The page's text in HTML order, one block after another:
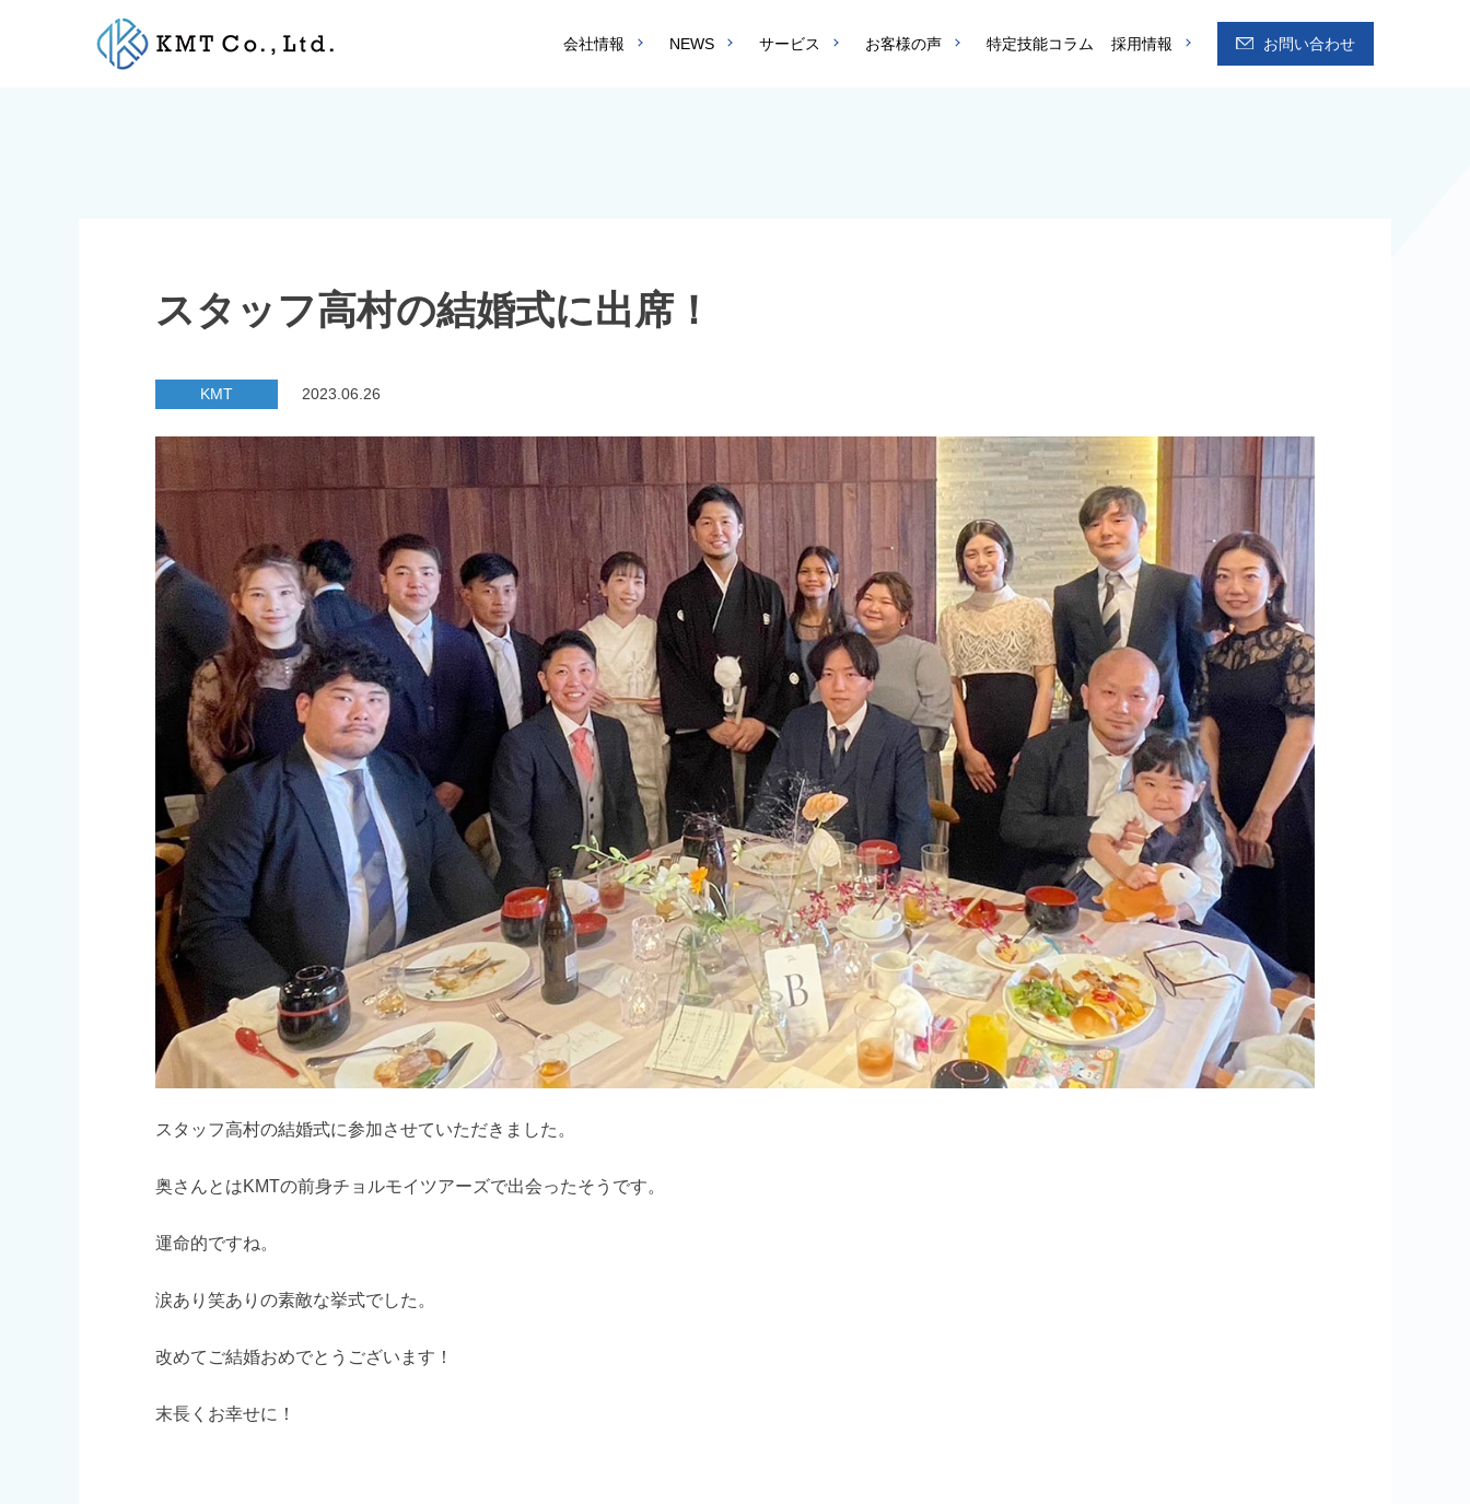
会社情報 NEWS サービス お客様の声 特定技能コラム 採用情報 お問い合わせ
スタッフ高村の結婚式に出席！
KMT 2023.06.26
スタッフ高村の結婚式に参加させていただきました。
奥さんとはKMTの前身チョルモイツアーズで出会ったそうです。
運命的ですね。
涙あり笑ありの素敵な挙式でした。
改めてご結婚おめでとうございます！
末長くお幸せに！